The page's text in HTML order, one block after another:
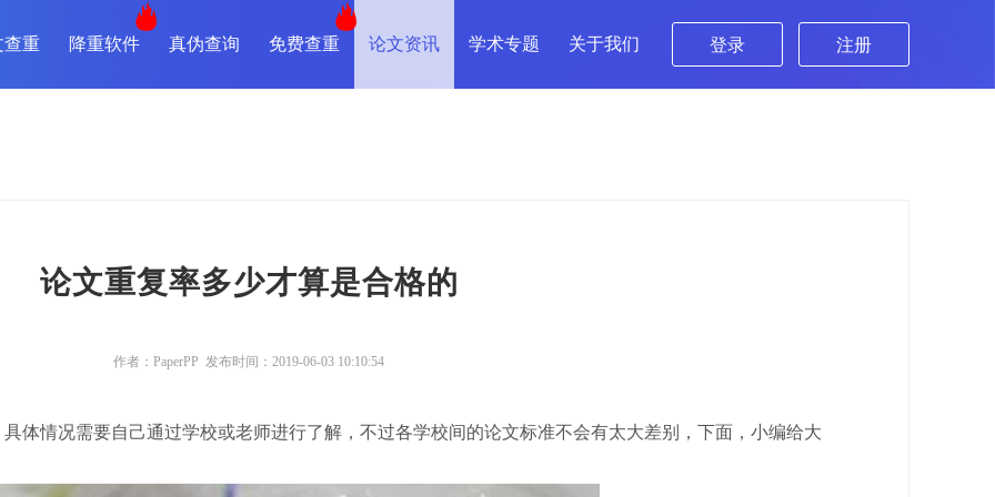
查重 降重软件 真伪查询 免费查重 论文资讯 学术专题 关于我们 登录 注册
论文重复率多少才算是合格的
作者：PaperPP 发布时间：2019-06-03 10:10:54
体情况需要自己通过学校或老师进行了解，不过各学校间的论文标准不会有太大差别，下面，小编给大